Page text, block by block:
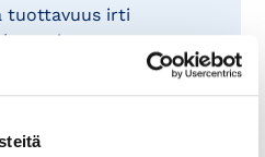
tuottavuus irti
tietoturvaa,